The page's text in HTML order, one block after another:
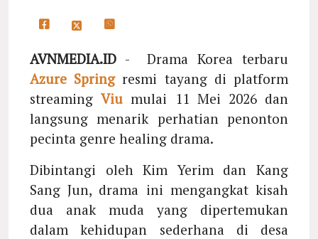
AVNMEDIA.ID - Drama Korea terbaru
Azure Springresmi tayang di platform
streamingViu mulai 11 Mei 2026 dan
langsung menarik perhatian penonton
pecinta genre healing drama.
Dibintangi oleh Kim Yerim dan Kang
Sang Jun, drama ini mengangkat kisah
dua anak muda yang dipertemukan
dalam kehidupan sederhana di desa